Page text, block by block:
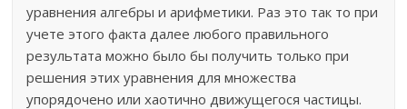
уравнения алгебры и арифметики. Раз это так то при
учете этого факта далее любого правильного
результата можно было бы получить только при
решения этих уравнения для множества
упорядочено или хаотично движущегося частицы.